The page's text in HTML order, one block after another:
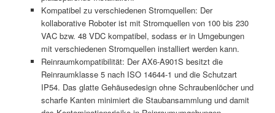
Kompatibel zu verschiedenen Stromquellen: Der
kollaborative Roboter ist mit Stromquellen von 100 bis 230
VAC bzw. 48 VDC kompatibel, sodass er in Umgebungen
mit verschiedenen Stromquellen installiert werden kann.
Reinraumkompatibilität: Der AX6-A901S besitzt die
Reinraumklasse 5 nach ISO 14644-1 und die Schutzart
IP54. Das glatte Gehäusedesign ohne Schraubenlöcher und
scharfe Kanten minimiert die Staubansammlung und damit